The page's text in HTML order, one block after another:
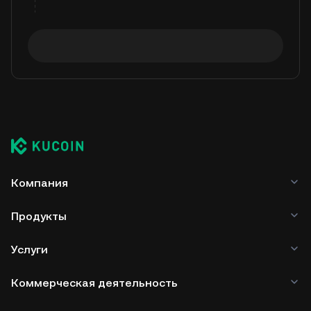
Компания
Продукты
Услуги
Коммерческая деятельность